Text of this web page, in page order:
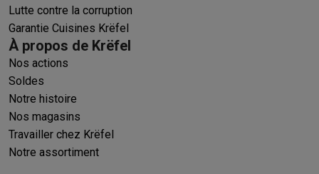
Lutte contre la corruption
Garantie Cuisines Krëfel
À propos de Krëfel
Nos actions
Soldes
Notre histoire
Nos magasins
Travailler chez Krëfel
Notre assortiment